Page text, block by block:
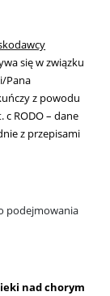
się w związku
Pana
z powodu
RODO – dane
z przepisami
podejmowania
nad chorym